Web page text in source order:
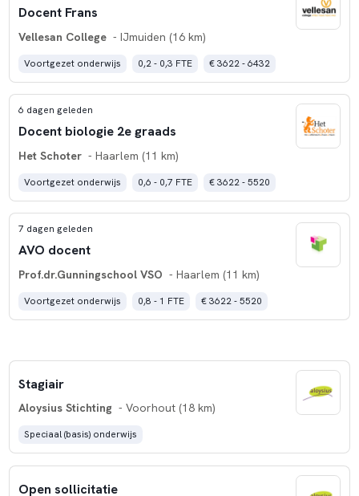
Docent Frans
Vellesan College - IJmuiden (16 km)
Voortgezet onderwijs 0,2 - 0,3 FTE € 3622 - 6432
6 dagen geleden
Docent biologie 2e graads
Het Schoter - Haarlem (11 km)
Voortgezet onderwijs 0,6 - 0,7 FTE € 3622 - 5520
7 dagen geleden
AVO docent
Prof.dr.Gunningschool VSO - Haarlem (11 km)
Voortgezet onderwijs 0,8 - 1 FTE € 3622 - 5520
Stagiair
Aloysius Stichting - Voorhout (18 km)
Speciaal (basis) onderwijs
Open sollicitatie